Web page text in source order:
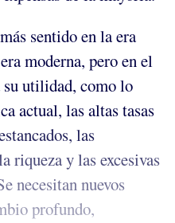
sentido en la era
moderna, pero en el
utilidad, como lo
actual, las altas tasas
las
riqueza y las excesivas
necesitan nuevos
profundo,